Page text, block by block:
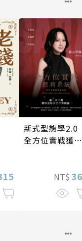
新式型態學
全方位實戰獲利
NT$